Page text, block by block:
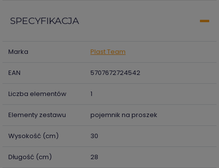
SPECYFIKACJA
Marka Plast Team
EAN 5707672724542
Liczba elementów 1
Elementy zestawu pojemnik na proszek
Wysokość (cm) 30
Długość (cm) 28